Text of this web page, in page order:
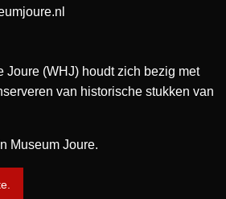
Joure (WHJ) houdt zich bezig met
van historische stukken van
Museum Joure.